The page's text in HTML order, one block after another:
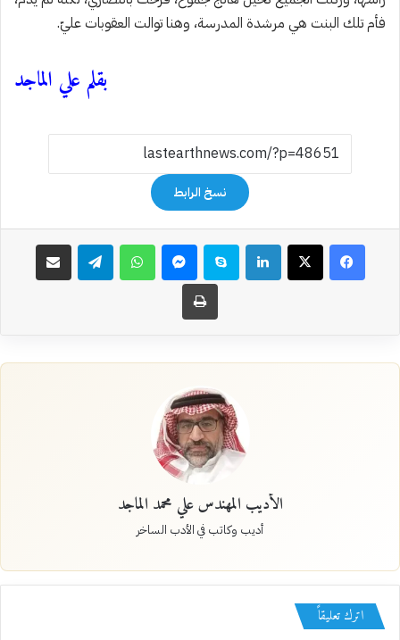
فأم تلك البنت هي مرشدة المدرسة، وهنا توالت العقوبات عليّ.
بقلم علي الماجد
نسخ الرابط
فيسبوك‫X لينكدإن سكايب ماسنجر واتساب تيلقرام مشاركة عبر البريد
طباعة
الأديب المهندس علي محمد الماجد
أديب وكاتب في الأدب الساخر
اترك تعليقاً